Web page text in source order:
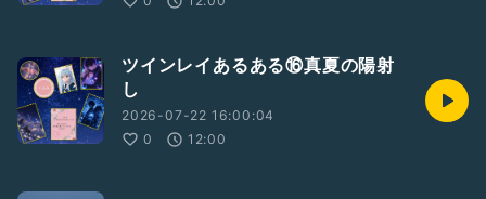
ツインレイあるある⑯真夏の陽射
し
2026-07-22 16:00:04
0
12:00